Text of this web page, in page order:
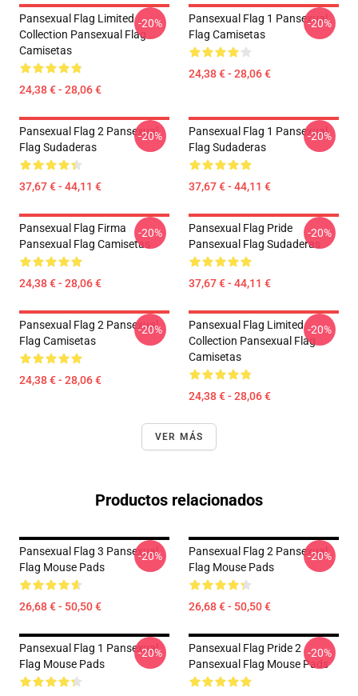
Pansexual Flag Limited
Collection Pansexual Flag
Camisetas
24,38 € - 28,06 €
-20%
Pansexual Flag 1 Pansexual
Flag Camisetas
24,38 € - 28,06 €
-20%
Pansexual Flag 2 Pansexual
Flag Sudaderas
37,67 € - 44,11 €
-20%
Pansexual Flag 1 Pansexual
Flag Sudaderas
37,67 € - 44,11 €
-20%
Pansexual Flag Firma
Pansexual Flag Camisetas
24,38 € - 28,06 €
-20%
Pansexual Flag Pride
Pansexual Flag Sudaderas
37,67 € - 44,11 €
-20%
Pansexual Flag 2 Pansexual
Flag Camisetas
24,38 € - 28,06 €
-20%
Pansexual Flag Limited
Collection Pansexual Flag
Camisetas
24,38 € - 28,06 €
-20%
VER MÁS
Productos relacionados
Pansexual Flag 3 Pansexual
Flag Mouse Pads
26,68 € - 50,50 €
-20%
Pansexual Flag 2 Pansexual
Flag Mouse Pads
26,68 € - 50,50 €
-20%
Pansexual Flag 1 Pansexual
Flag Mouse Pads
-20%
Pansexual Flag Pride 2
Pansexual Flag Mouse Pads
-20%